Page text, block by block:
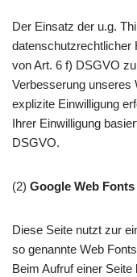
Der Einsatz der u.g.
datenschutzrechtlicher
von Art. 6 f) DSGVO
Verbesserung unseres
explizite Einwilligung
Ihrer Einwilligung
DSGVO.
(2) Google Web Fonts
Diese Seite nutzt zur
so genannte Web
Beim Aufruf einer